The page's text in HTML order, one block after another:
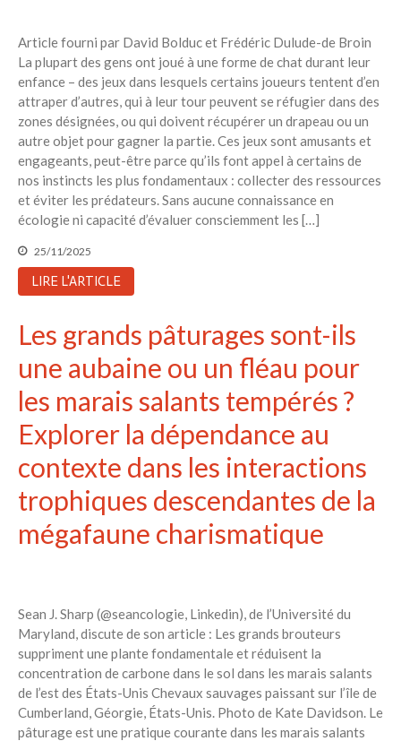
Réduire les déchets : votre
électeurs
Toits verts | Association
Permaculturelle
L’intelligence artificielle pour
prédire le succès des invasions
biologiques – The Applied
Ecologist
Utiliser l’apprentissage
Recent Comments
Aucun commentaire à afficher.
Article fourni par David Bolduc et Frédéric Dulude-de Broin
La plupart des gens ont joué à une forme de chat durant leur
enfance – des jeux dans lesquels certains joueurs tentent d’en
attraper d’autres, qui à leur tour peuvent se réfugier dans des
zones désignées, ou qui doivent récupérer un drapeau ou un
autre objet pour gagner la partie. Ces jeux sont amusants et
engageants, peut-être parce qu’ils font appel à certains de
nos instincts les plus fondamentaux : collecter des ressources
et éviter les prédateurs. Sans aucune connaissance en
écologie ni capacité d’évaluer consciemment les […]
25/11/2025
LIRE L'ARTICLE
Les grands pâturages sont-ils
une aubaine ou un fléau pour
les marais salants tempérés ?
Explorer la dépendance au
contexte dans les interactions
trophiques descendantes de la
mégafaune charismatique
Sean J. Sharp (@seancologie, Linkedin), de l’Université du
Maryland, discute de son article : Les grands brouteurs
suppriment une plante fondamentale et réduisent la
concentration de carbone dans le sol dans les marais salants
de l’est des États-Unis Chevaux sauvages paissant sur l’île de
Cumberland, Géorgie, États-Unis. Photo de Kate Davidson. Le
pâturage est une pratique courante dans les marais salants